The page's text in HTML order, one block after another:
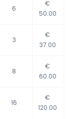
6
€
50.00
3
€
37.00
8
€
60.00
16
€
120.00